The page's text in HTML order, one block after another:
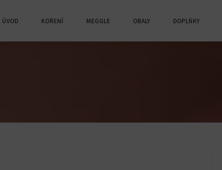
ÚVOD KOŘENÍ MEGGLE OBALY DOPLŇKY